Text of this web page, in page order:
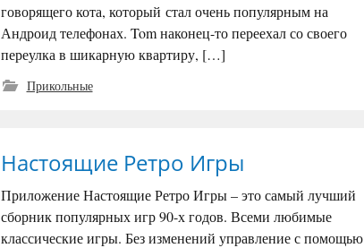
говорящего кота, который стал очень популярным на
Андроид телефонах. Tom наконец-то переехал со своего
переулка в шикарную квартиру, […]
Прикольные
Настоящие Ретро Игры
Приложение Настоящие Ретро Игры – это самый лучший
сборник популярных игр 90-х годов. Всеми любимые
классические игры. Без изменений управление с помощью